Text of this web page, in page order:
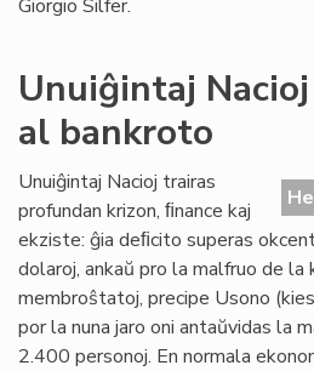
Giorgio Silfer.
Unuiĝintaj
al bankroto
Unuiĝintaj Nacioj trairas
profundan krizon, ﬁnance kaj
ekziste: ĝia deﬁcito superas
dolaroj, ankaŭ pro la malfruo de
membroŝtatoj, precipe Usono
por la nuna jaro oni antaŭvidas la
2.400 personoj. En normala